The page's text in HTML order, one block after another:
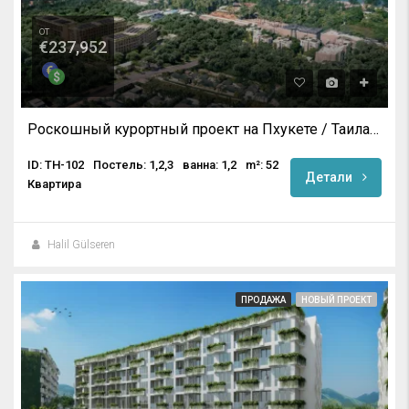
от
€237,952
Роскошный курортный проект на Пхукете / Таиланд
ID: TH-102 Постель: 1,2,3 ванна: 1,2
m²: 52
Квартира
Детали
Halil Gülseren
ПРОДАЖА НОВЫЙ ПРОЕКТ